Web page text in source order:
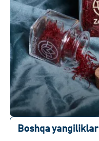
Boshqa yangiliklar